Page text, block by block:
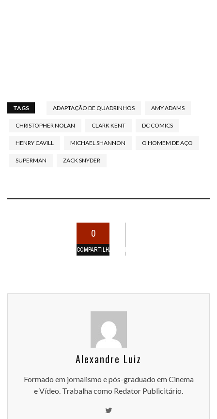
TAGS ADAPTAÇÃO DE QUADRINHOS AMY ADAMS
CHRISTOPHER NOLAN CLARK KENT DC COMICS
HENRY CAVILL MICHAEL SHANNON O HOMEM DE AÇO
SUPERMAN ZACK SNYDER
0
COMPARTILHAMENTOS
Alexandre Luiz
Formado em jornalismo e pós-graduado em Cinema
e Vídeo. Trabalha como Redator Publicitário.